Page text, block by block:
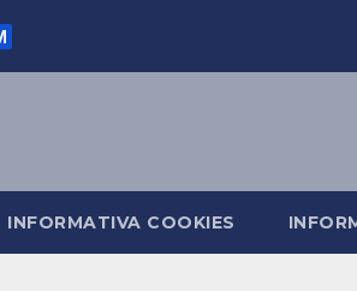
INFORMATIVA COOKIES